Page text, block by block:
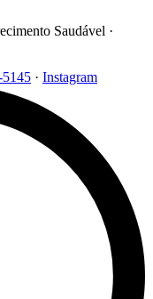
Saudável ·
· Instagram